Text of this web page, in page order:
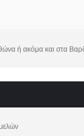
ή ακόμα και στα